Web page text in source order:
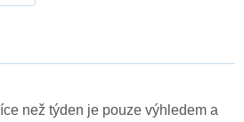
než týden je pouze výhledem a